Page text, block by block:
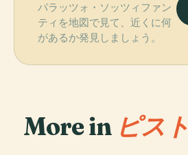
パラッツォ・ソッツィファン
ティを地図で見て、近くに何
があるか発見しましょう。
More in ピス